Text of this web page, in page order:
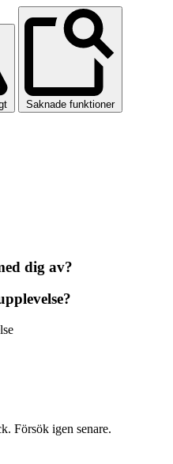
Saknade funktioner
dig av?
Försök igen senare.